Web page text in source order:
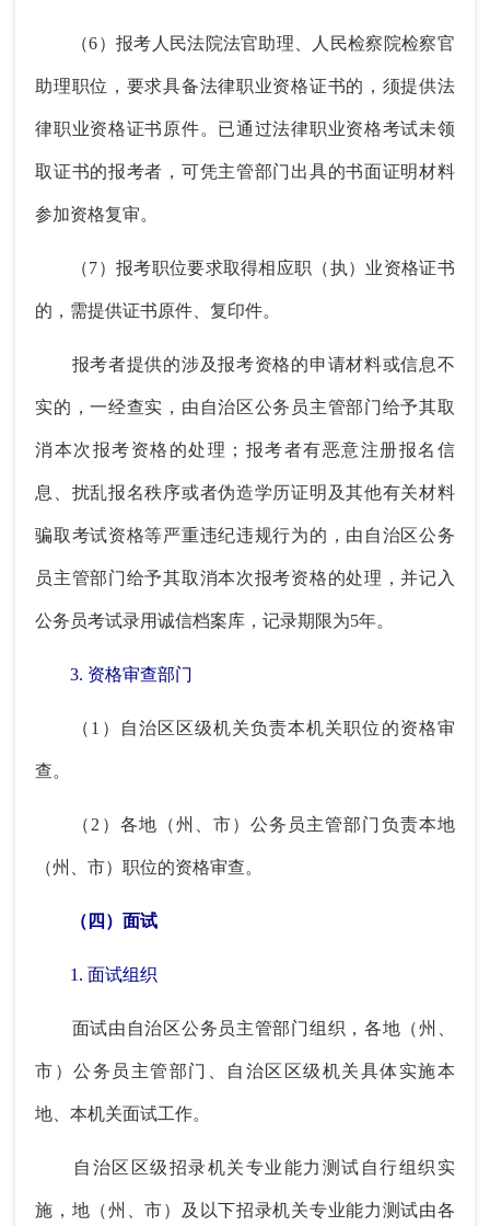
（6）报考人民法院法官助理、人民检察院检察官
助理职位，要求具备法律职业资格证书的，须提供法
律职业资格证书原件。已通过法律职业资格考试未领
取证书的报考者，可凭主管部门出具的书面证明材料
参加资格复审。
（7）报考职位要求取得相应职（执）业资格证书
的，需提供证书原件、复印件。
报考者提供的涉及报考资格的申请材料或信息不
实的，一经查实，由自治区公务员主管部门给予其取
消本次报考资格的处理；报考者有恶意注册报名信
息、扰乱报名秩序或者伪造学历证明及其他有关材料
骗取考试资格等严重违纪违规行为的，由自治区公务
员主管部门给予其取消本次报考资格的处理，并记入
公务员考试录用诚信档案库，记录期限为5年。
3. 资格审查部门
（1）自治区区级机关负责本机关职位的资格审
查。
（2）各地（州、市）公务员主管部门负责本地
（州、市）职位的资格审查。
（四）面试
1. 面试组织
面试由自治区公务员主管部门组织，各地（州、
市）公务员主管部门、自治区区级机关具体实施本
地、本机关面试工作。
自治区区级招录机关专业能力测试自行组织实
施，地（州、市）及以下招录机关专业能力测试由各